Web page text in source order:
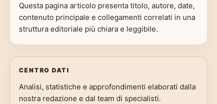
Questa pagina articolo presenta titolo, autore, date,
contenuto principale e collegamenti correlati in una
struttura editoriale più chiara e leggibile.
CENTRO DATI
Analisi, statistiche e approfondimenti elaborati dalla
nostra redazione e dal team di specialisti.